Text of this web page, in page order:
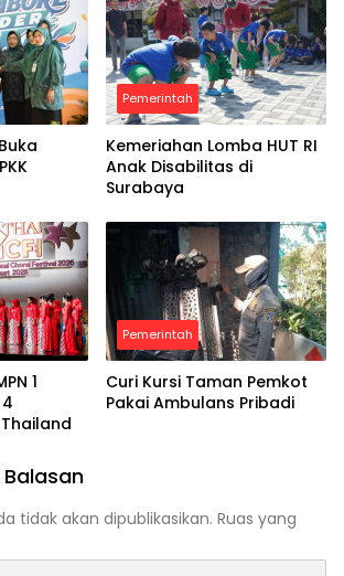
Pemerintah
Kemeriahan Lomba HUT RI
Anak Disabilitas di
Surabaya
1
Pemerintah
Curi Kursi Taman Pemkot
Pakai Ambulans Pribadi
tidak akan dipublikasikan. Ruas yang